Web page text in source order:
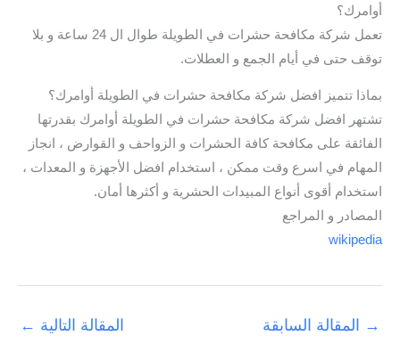
أوامرك؟
تعمل شركة مكافحة حشرات في الطويلة طوال ال 24 ساعة و بلا
توقف حتى في أيام الجمع و العطلات.
بماذا تتميز افضل شركة مكافحة حشرات في الطويلة أوامرك؟
تشتهر افضل شركة مكافحة حشرات في الطويلة أوامرك بقدرتها
الفائقة على مكافحة كافة الحشرات و الزواحف و القوارض ، انجاز
المهام في اسرع وقت ممكن ، استخدام افضل الأجهزة و المعدات ،
استخدام أقوى أنواع المبيدات الحشرية و أكثرها أمان.
المصادر و المراجع
wikipedia
→ المقالة السابقة المقالة التالية ←